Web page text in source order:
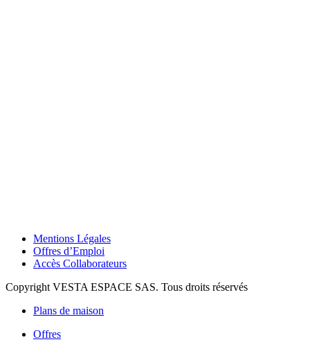
Mentions Légales
Offres d’Emploi
Accès Collaborateurs
Copyright VESTA ESPACE SAS. Tous droits réservés
Plans de maison
Offres